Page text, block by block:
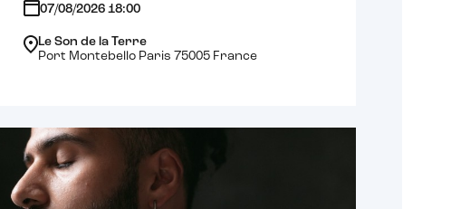
07/08/2026 18:00
Le Son de la Terre
Port Montebello Paris 75005 France